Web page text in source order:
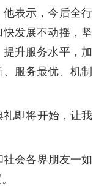
表示，今后全行
发展不动摇，坚
升服务水平，加
服务最优、机制
即将开始，让我
会各界朋友一如